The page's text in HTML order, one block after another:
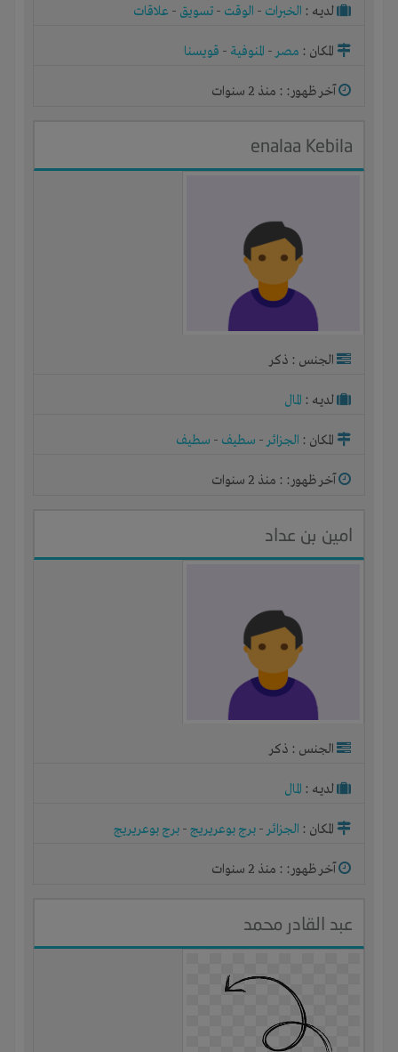
لديـه : الخبرات - الوقت - تسويق - علاقات
المكان : مصر- المنوفية - قويسنا
آخر ظهور: : منذ 2 سنوات
enalaa Kebila
الجنس : ذكر
لديـه : المال
المكان : الجزائر- سطيف - سطيف
آخر ظهور: : منذ 2 سنوات
امين بن عداد
الجنس : ذكر
لديـه : المال
المكان : الجزائر- برج بوعريريج- برج بوعريريج
آخر ظهور: : منذ 2 سنوات
عبد القادر محمد